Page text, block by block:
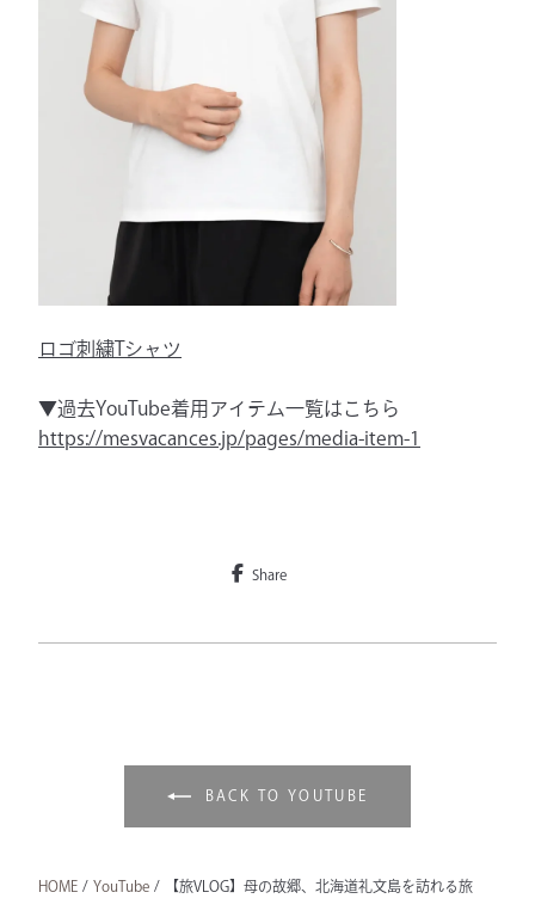
ロゴ刺繍Tシャツ
▼過去YouTube着用アイテム一覧はこちら
https://mesvacances.jp/pages/media-item-1
Share
BACK TO YOUTUBE
HOME / YouTube / 【旅VLOG】母の故郷、北海道礼文島を訪れる旅